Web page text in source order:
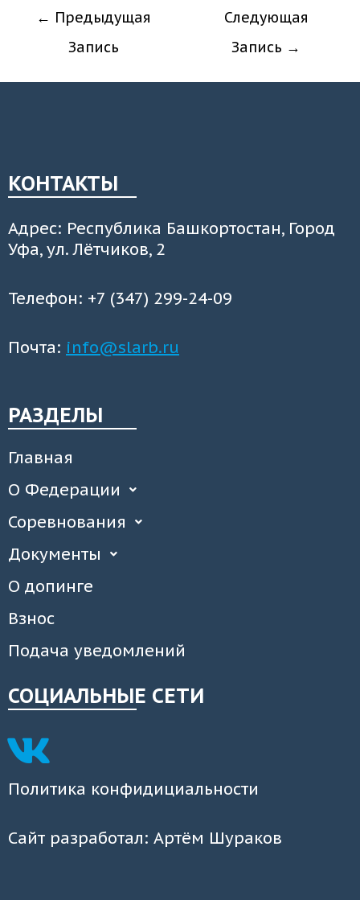
← Предыдущая
Запись
Следующая
Запись →
КОНТАКТЫ
Адрес: Республика Башкортостан, Город
Уфа, ул. Лётчиков, 2
Телефон: +7 (347) 299-24-09
Почта: info@slarb.ru
РАЗДЕЛЫ
Главная
О Федерации
Соревнования
Документы
О допинге
Взнос
Подача уведомлений
СОЦИАЛЬНЫЕ СЕТИ
Политика конфидициальности
Сайт разработал: Артём Шураков